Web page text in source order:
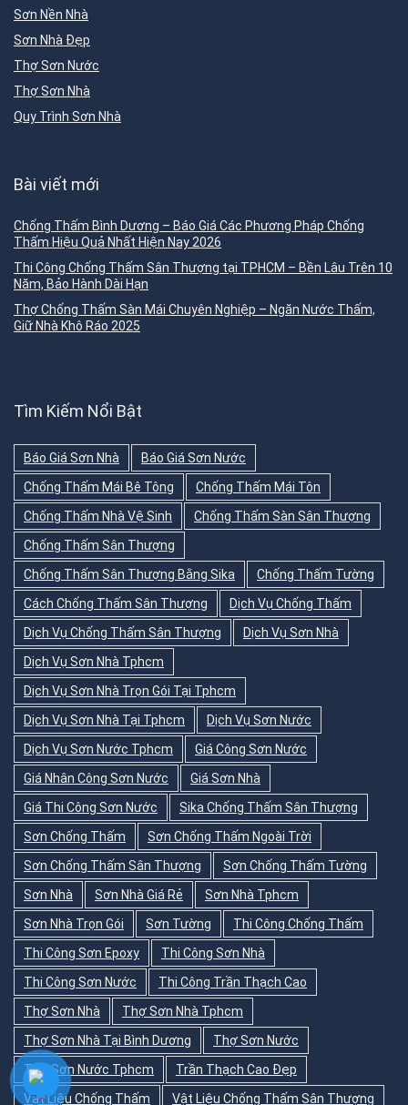
Sơn Nền Nhà
Sơn Nhà Đẹp
Thợ Sơn Nước
Thợ Sơn Nhà
Quy Trình Sơn Nhà
Bài viết mới
Chống Thấm Bình Dương – Báo Giá Các Phương Pháp Chống
Thấm Hiệu Quả Nhất Hiện Nay 2026
Thi Công Chống Thấm Sân Thượng tại TPHCM – Bền Lâu Trên 10
Năm, Bảo Hành Dài Hạn
Thợ Chống Thấm Sàn Mái Chuyên Nghiệp – Ngăn Nước Thấm,
Giữ Nhà Khô Ráo 2025
Tìm Kiếm Nổi Bật
Báo Giá Sơn Nhà
Báo Giá Sơn Nước
Chống Thấm Mái Bê Tông
Chống Thấm Mái Tôn
Chống Thấm Nhà Vệ Sinh
Chống Thấm Sàn Sân Thượng
Chống Thấm Sân Thượng
Chống Thấm Sân Thượng Bằng Sika
Chống Thấm Tường
Cách Chống Thấm Sân Thượng
Dịch Vụ Chống Thấm
Dịch Vụ Chống Thấm Sân Thượng
Dịch Vụ Sơn Nhà
Dịch Vụ Sơn Nhà Tphcm
Dịch Vụ Sơn Nhà Trọn Gói Tại Tphcm
Dịch Vụ Sơn Nhà Tại Tphcm
Dịch Vụ Sơn Nước
Dịch Vụ Sơn Nước Tphcm
Giá Công Sơn Nước
Giá Nhân Công Sơn Nước
Giá Sơn Nhà
Giá Thi Công Sơn Nước
Sika Chống Thấm Sân Thượng
Sơn Chống Thấm
Sơn Chống Thấm Ngoài Trời
Sơn Chống Thấm Sân Thượng
Sơn Chống Thấm Tường
Sơn Nhà
Sơn Nhà Giá Rẻ
Sơn Nhà Tphcm
Sơn Nhà Trọn Gói
Sơn Tường
Thi Công Chống Thấm
Thi Công Sơn Epoxy
Thi Công Sơn Nhà
Thi Công Sơn Nước
Thi Công Trần Thạch Cao
Thợ Sơn Nhà
Thợ Sơn Nhà Tphcm
Thợ Sơn Nhà Tại Bình Dương
Thợ Sơn Nước
Thợ Sơn Nước Tphcm
Trần Thạch Cao Đẹp
Vật Liệu Chống Thấm
Vật Liệu Chống Thấm Sân Thượng